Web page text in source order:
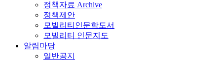
정책자료 Archive
정책제안
모빌리티인문학도서
모빌리티 인문지도
알림마당
일반공지